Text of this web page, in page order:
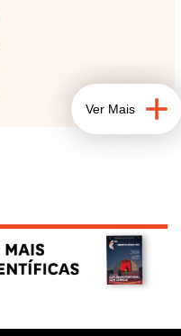
o impacto
palavras (elogios
infantojuvenil.
padrões de
que promovam a
estratégias de
Ver Mais